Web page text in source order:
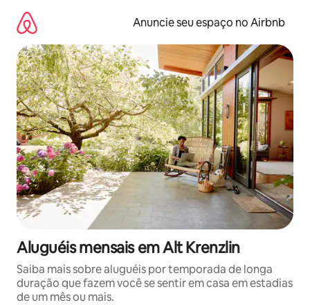
para
conteúdo
Anuncie seu espaço no Airbnb
Aluguéis mensais em Alt Krenzlin
Saiba mais sobre aluguéis por temporada de longa
duração que fazem você se sentir em casa em estadias
de um mês ou mais.